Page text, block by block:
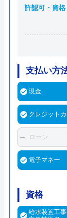
許認可・資格
支払い方
現金
クレジット
ローン
電子マネー
資格
給水装置工事